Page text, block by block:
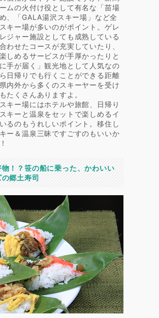
ムの火付け役として有名な「苗場
、「GALA湯沢スキー場」など全
キー場が多いのがポイント。ゲレ
ジャー施設としても成熟している
わせたコースが充実していたり、
しめるサービスが手厚かったりと
手が届く」観光地として人気なの
日帰りでも行くことができる距離
内外から多くのスキーヤーを受け
たくさんありますよ。
キー場にはホテルや旅館、日帰り
キーと温泉をセットで楽しめるイ
るのもうれしいポイント。移住し
ー＆温泉三昧ですごすのもいいか
！？笹の船に乗った、かわいい
郷土寿司